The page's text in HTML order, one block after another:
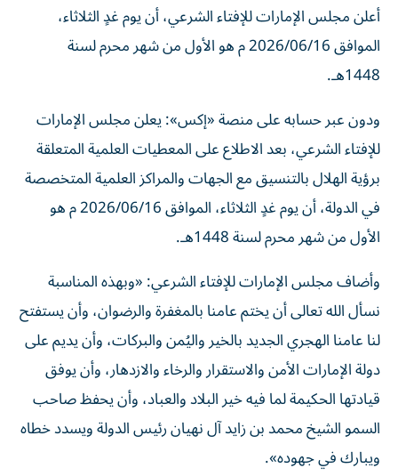
أعلن مجلس الإمارات للإفتاء الشرعي، أن يوم غدٍ الثلاثاء،
الموافق 2026/06/16 م هو الأول من شهر محرم لسنة
1448هـ.
ودون عبر حسابه على منصة «إكس»: يعلن مجلس الإمارات
للإفتاء الشرعي، بعد الاطلاع على المعطيات العلمية المتعلقة
برؤية الهلال بالتنسيق مع الجهات والمراكز العلمية المتخصصة
في الدولة، أن يوم غدٍ الثلاثاء، الموافق 2026/06/16 م هو
الأول من شهر محرم لسنة 1448هـ.
وأضاف مجلس الإمارات للإفتاء الشرعي: «وبهذه المناسبة
نسأل الله تعالى أن يختم عامنا بالمغفرة والرضوان، وأن يستفتح
لنا عامنا الهجري الجديد بالخير واليُمن والبركات، وأن يديم على
دولة الإمارات الأمن والاستقرار والرخاء والازدهار، وأن يوفق
قيادتها الحكيمة لما فيه خير البلاد والعباد، وأن يحفظ صاحب
السمو الشيخ محمد بن زايد آل نهيان رئيس الدولة ويسدد خطاه
ويبارك في جهوده».